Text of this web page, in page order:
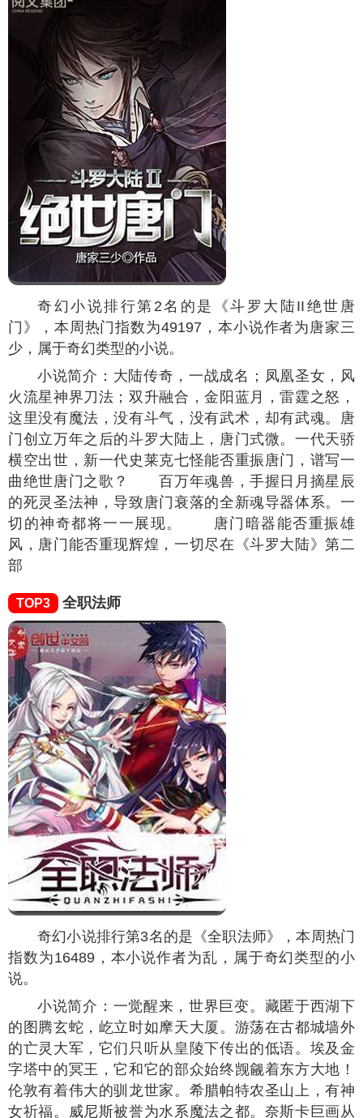
奇幻小说排行第2名的是《斗罗大陆II绝世唐
门》，本周热门指数为49197 ，本小说作者为唐家三
少，属于奇幻类型的小说。
小说简介：大陆传奇，一战成名；凤凰圣女，风
火流星神界刀法；双升融合，金阳蓝月，雷霆之怒，
这里没有魔法，没有斗气，没有武术，却有武魂。唐
门创立万年之后的斗罗大陆上，唐门式微。一代天骄
横空出世，新一代史莱克七怪能否重振唐门，谱写一
曲绝世唐门之歌？ 百万年魂兽，手握日月摘星辰
的死灵圣法神，导致唐门衰落的全新魂导器体系。一
切的神奇都将一一展现。 唐门暗器能否重振雄
风，唐门能否重现辉煌，一切尽在《斗罗大陆》第二
部
TOP3 全职法师
奇幻小说排行第3名的是《全职法师》，本周热门
指数为16489，本小说作者为乱，属于奇幻类型的小
说。
小说简介：一觉醒来，世界巨变。藏匿于西湖下
的图腾玄蛇，屹立时如摩天大厦。游荡在古都城墙外
的亡灵大军，它们只听从皇陵下传出的低语。埃及金
字塔中的冥王，它和它的部众始终觊觎着东方大地！
伦敦有着伟大的驯龙世家。希腊帕特农圣山上，有神
女祈福。威尼斯被誉为水系魔法之都。奈斯卡巨画从